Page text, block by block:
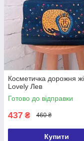
Косметичка дорожня
Lovely Лев
Готово до відправки
437 ₴ 460 ₴
Купити